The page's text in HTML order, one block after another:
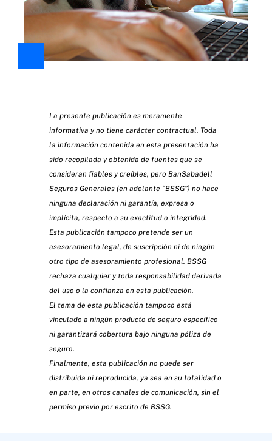
La presente publicación es meramente
informativa y no tiene carácter contractual. Toda
la información contenida en esta presentación ha
sido recopilada y obtenida de fuentes que se
consideran fiables y creíbles, pero BanSabadell
Seguros Generales (en adelante “BSSG”) no hace
ninguna declaración ni garantía, expresa o
implícita, respecto a su exactitud o integridad.
Esta publicación tampoco pretende ser un
asesoramiento legal, de suscripción ni de ningún
otro tipo de asesoramiento profesional. BSSG
rechaza cualquier y toda responsabilidad derivada
del uso o la confianza en esta publicación.
El tema de esta publicación tampoco está
vinculado a ningún producto de seguro específico
ni garantizará cobertura bajo ninguna póliza de
seguro.
Finalmente, esta publicación no puede ser
distribuida ni reproducida, ya sea en su totalidad o
en parte, en otros canales de comunicación, sin el
permiso previo por escrito de BSSG.